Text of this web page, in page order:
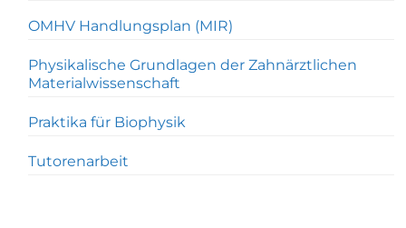
OMHV Handlungsplan (MIR)
Physikalische Grundlagen der Zahnärztlichen
Materialwissenschaft
Praktika für Biophysik
Tutorenarbeit